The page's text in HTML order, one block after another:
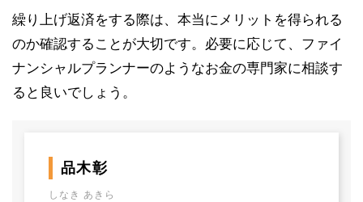
繰り上げ返済をする際は、本当にメリットを得られる
のか確認することが大切です。必要に応じて、ファイ
ナンシャルプランナーのようなお金の専門家に相談す
ると良いでしょう。
品木彰
しなき あきら